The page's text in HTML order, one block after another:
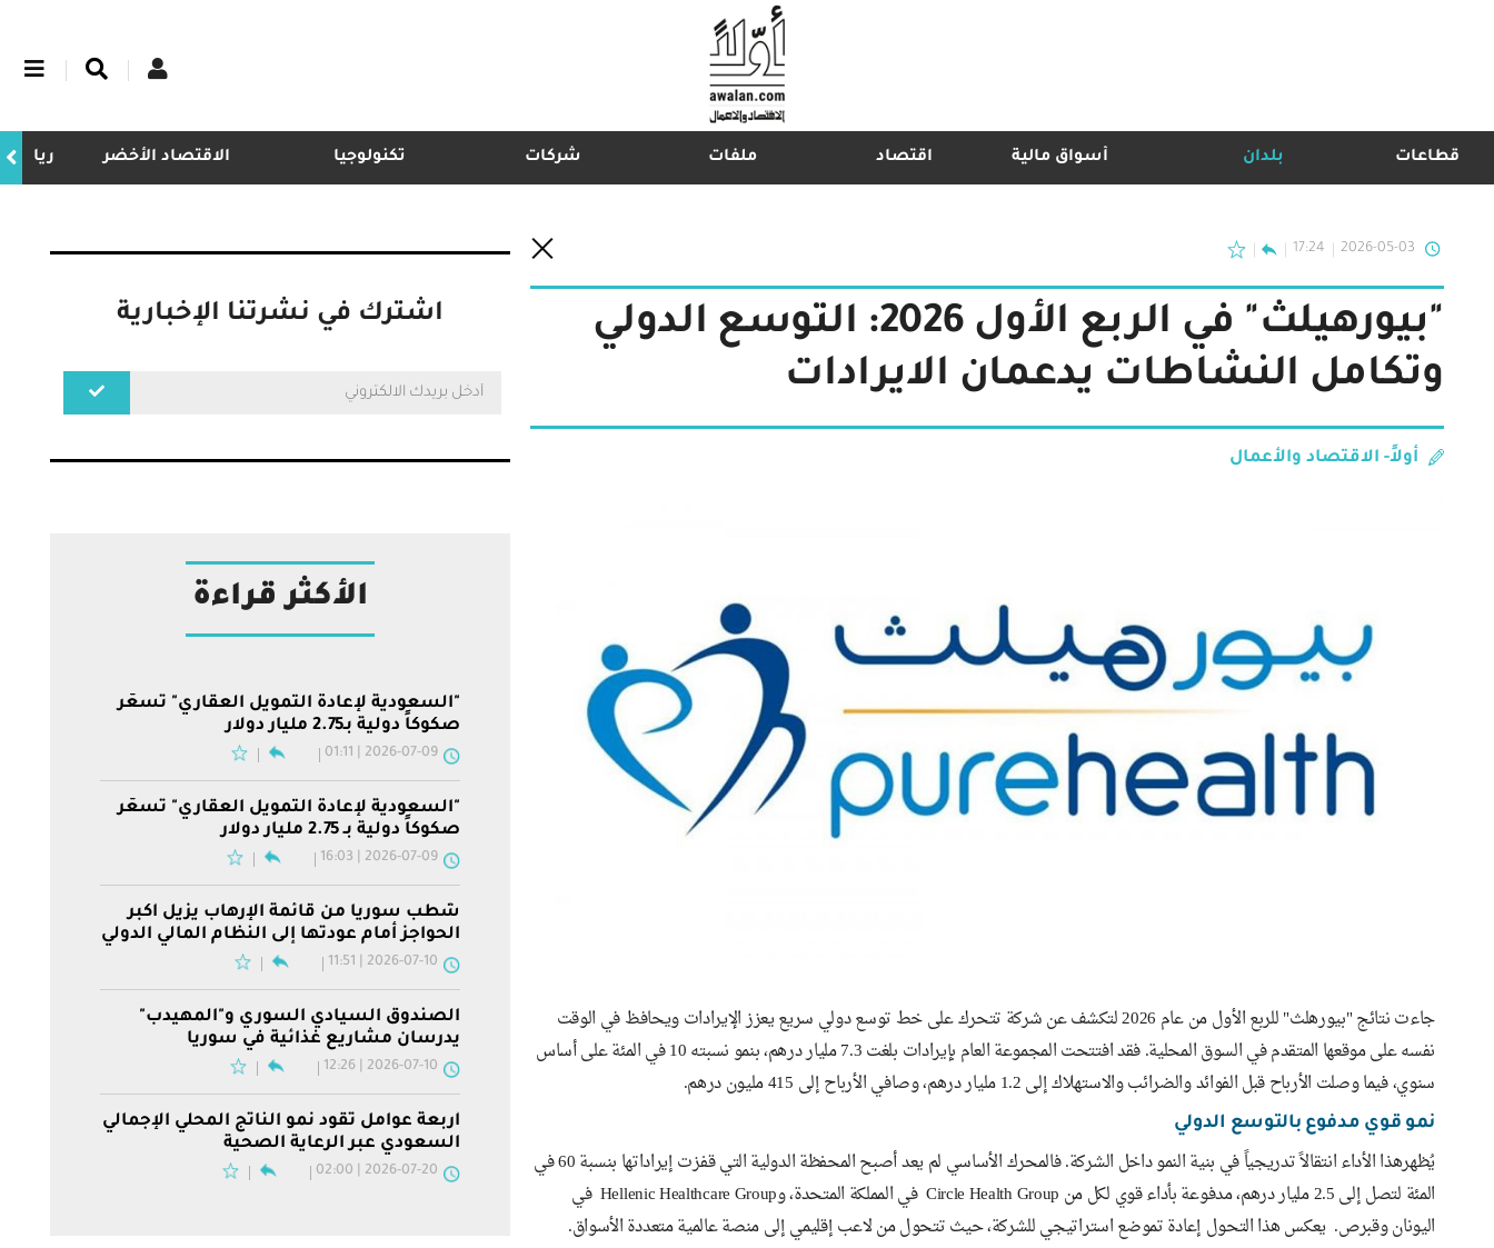
قطاعات بلدان أسواق مالية اقتصاد ملفات شركات تكنولوجيا الاقتصاد الأخضر ريادة
2026-05-03
17:24
"بيورهيلث" في الربع الأول 2026: التوسع الدولي
وتكامل النشاطات يدعمان الايرادات
أولاً- الاقتصاد والأعمال
جاءت نتائج "بيورهلث" للربع الأول من عام 2026 لتكشف عن شركة تتحرك على خط توسع دولي سريع يعزز الإيرادات ويحافظ في الوقت
نفسه على موقعها المتقدم في السوق المحلية. فقد افتتحت المجموعة العام بإيرادات بلغت 7.3 مليار درهم، بنمو نسبته 10 في المئة على أساس
سنوي، فيما وصلت الأرباح قبل الفوائد والضرائب والاستهلاك إلى 1.2 مليار درهم، وصافي الأرباح إلى 415 مليون درهم.
نمو قوي مدفوع بالتوسع الدولي
يُظهرهذا الأداء انتقالاً تدريجياً في بنية النمو داخل الشركة. فالمحرك الأساسي لم يعد أصبح المحفظة الدولية التي قفزت إيراداتها بنسبة 60 في
المئة لتصل إلى 2.5 مليار درهم، مدفوعة بأداء قوي لكل من Circle Health Group في المملكة المتحدة، وHellenic Healthcare Group في
اليونان وقبرص. يعكس هذا التحول إعادة تموضع استراتيجي للشركة، حيث تتحول من لاعب إقليمي إلى منصة عالمية متعددة الأسواق.
اشترك في نشرتنا الإخبارية
الأكثر قراءة
"السعودية لإعادة التمويل العقاري" تسعّر
صكوكاً دولية بـ2.75 مليار دولار
2026-07-09 | 01:11
"السعودية لإعادة التمويل العقاري" تسعّر
صكوكاً دولية بـ 2.75 مليار دولار
2026-07-09 | 16:03
شطب سوريا من قائمة الإرهاب يزيل أكبر
الحواجز أمام عودتها إلى النظام المالي الدولي
2026-07-10 | 11:51
الصندوق السيادي السوري و"المهيدب"
يدرسان مشاريع غذائية في سوريا
2026-07-10 | 12:26
أربعة عوامل تقود نمو الناتج المحلي الإجمالي
السعودي عبر الرعاية الصحية
2026-07-20 | 02:00
اشترك في نشرتنا الإخبارية